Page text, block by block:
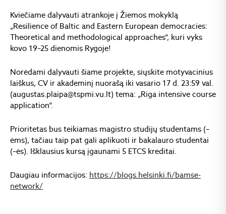
Kviečiame dalyvauti atrankoje į Žiemos mokyklą
„Resilience of Baltic and Eastern European democracies:
Theoretical and methodological approaches“, kuri vyks
kovo 19–25 dienomis Rygoje!
Norėdami dalyvauti šiame projekte, siųskite motyvacinius
laiškus, CV ir akademinį nuorašą iki vasario 17 d. 23:59 val.
(augustas.plaipa@tspmi.vu.lt) tema: „Riga intensive course
application“.
Prioritetas bus teikiamas magistro studijų studentams (–
ėms), tačiau taip pat gali aplikuoti ir bakalauro studentai
(–ės). Išklausius kursą įgaunami 5 ETCS kreditai.
Daugiau informacijos: https://blogs.helsinki.fi/bamse-
network/